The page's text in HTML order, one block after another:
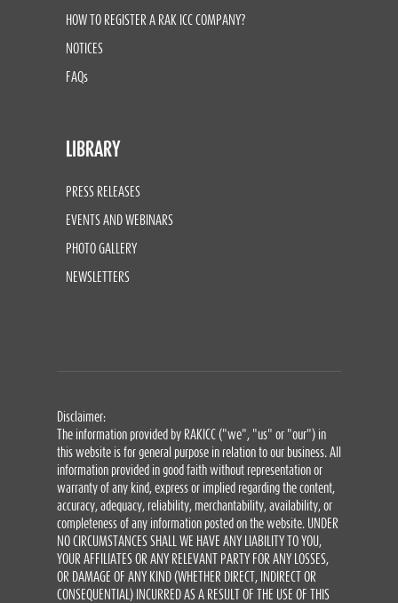
HOW TO REGISTER A RAK ICC COMPANY?
NOTICES
FAQs
LIBRARY
PRESS RELEASES
EVENTS AND WEBINARS
PHOTO GALLERY
NEWSLETTERS
Disclaimer:
The information provided by RAKICC ("we", "us" or "our") in
this website is for general purpose in relation to our business. All
information provided in good faith without representation or
warranty of any kind, express or implied regarding the content,
accuracy, adequacy, reliability, merchantability, availability, or
completeness of any information posted on the website. UNDER
NO CIRCUMSTANCES SHALL WE HAVE ANY LIABILITY TO YOU,
YOUR AFFILIATES OR ANY RELEVANT PARTY FOR ANY LOSSES,
OR DAMAGE OF ANY KIND (WHETHER DIRECT, INDIRECT OR
CONSEQUENTIAL) INCURRED AS A RESULT OF THE USE OF THIS